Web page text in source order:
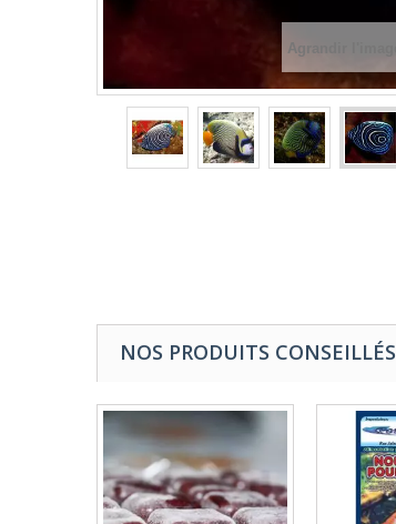
Agrandir l'image
NOS PRODUITS CONSEILLÉS